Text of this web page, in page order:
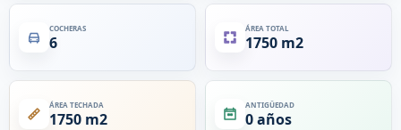
COCHERAS
6
ÁREA TOTAL
1750 m2
ÁREA TECHADA
1750 m2
ANTIGÜEDAD
0 años